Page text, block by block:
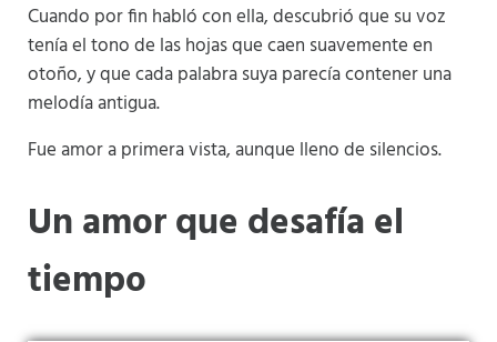
Cuando por fin habló con ella, descubrió que su voz
tenía el tono de las hojas que caen suavemente en
otoño, y que cada palabra suya parecía contener una
melodía antigua.
Fue amor a primera vista, aunque lleno de silencios.
Un amor que desafía el
tiempo